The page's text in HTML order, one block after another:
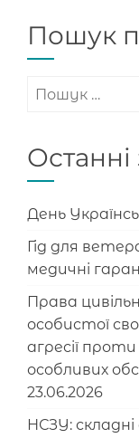
Пошук
Пошук:
День
Гід для
медичні
Права
особистої
агресії
особливих
23.06.2026
НСЗУ: складні